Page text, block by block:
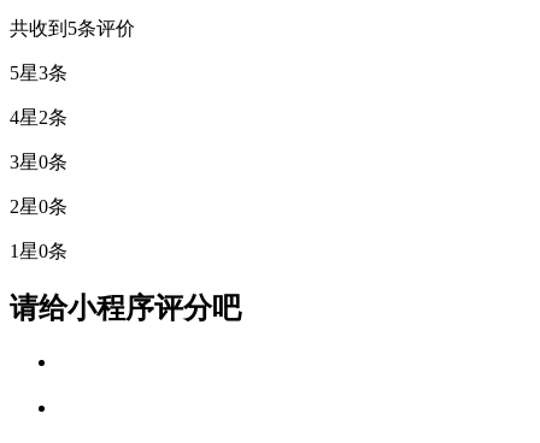
共收到5条评价
5星3条
4星2条
3星0条
2星0条
1星0条
请给小程序评分吧